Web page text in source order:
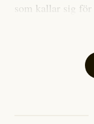
som kallar sig för
skriver för? Vad
oberoende”